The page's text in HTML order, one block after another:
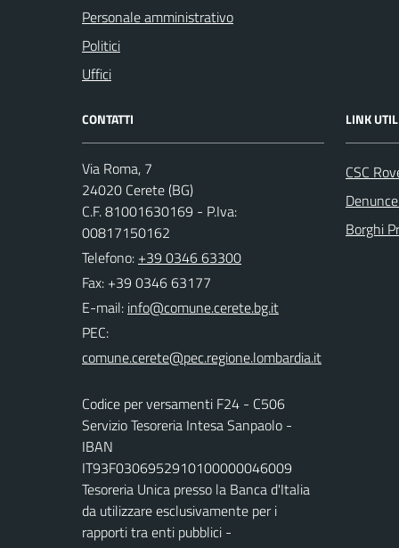
Personale amministrativo
Politici
Uffici
CONTATTI
Via Roma, 7
24020 Cerete (BG)
C.F. 81001630169 - P.Iva:
00817150162
Telefono: +39 0346 63300
Fax: +39 0346 63177
E-mail:
PEC:
Codice per versamenti F24 - C506
Servizio Tesoreria Intesa Sanpaolo -
IBAN
IT93F0306952910100000046009
Tesoreria Unica presso la Banca d'Italia
da utilizzare esclusivamente per i
rapporti tra enti pubblici -
LINK
CSC
Borghi